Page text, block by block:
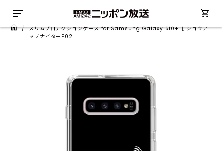
/スリムプロテクションケース for Samsung Galaxy S10+［ ショウア
ップナイターP02 ］